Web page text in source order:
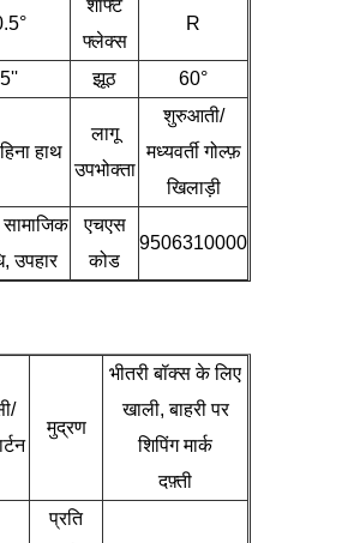
शाफ्ट
फ्लेक्स
R
झूठ 60°
हाथ
लागू
उपभोक्ता
शुरुआती/
मध्यवर्ती गोल्फ़
खिलाड़ी
उपहार
एचएस
कोड
9506310000
मुद्रण
भीतरी बॉक्स के लिए
खाली, बाहरी पर
शिपिंग मार्क
दफ़्ती
प्रति